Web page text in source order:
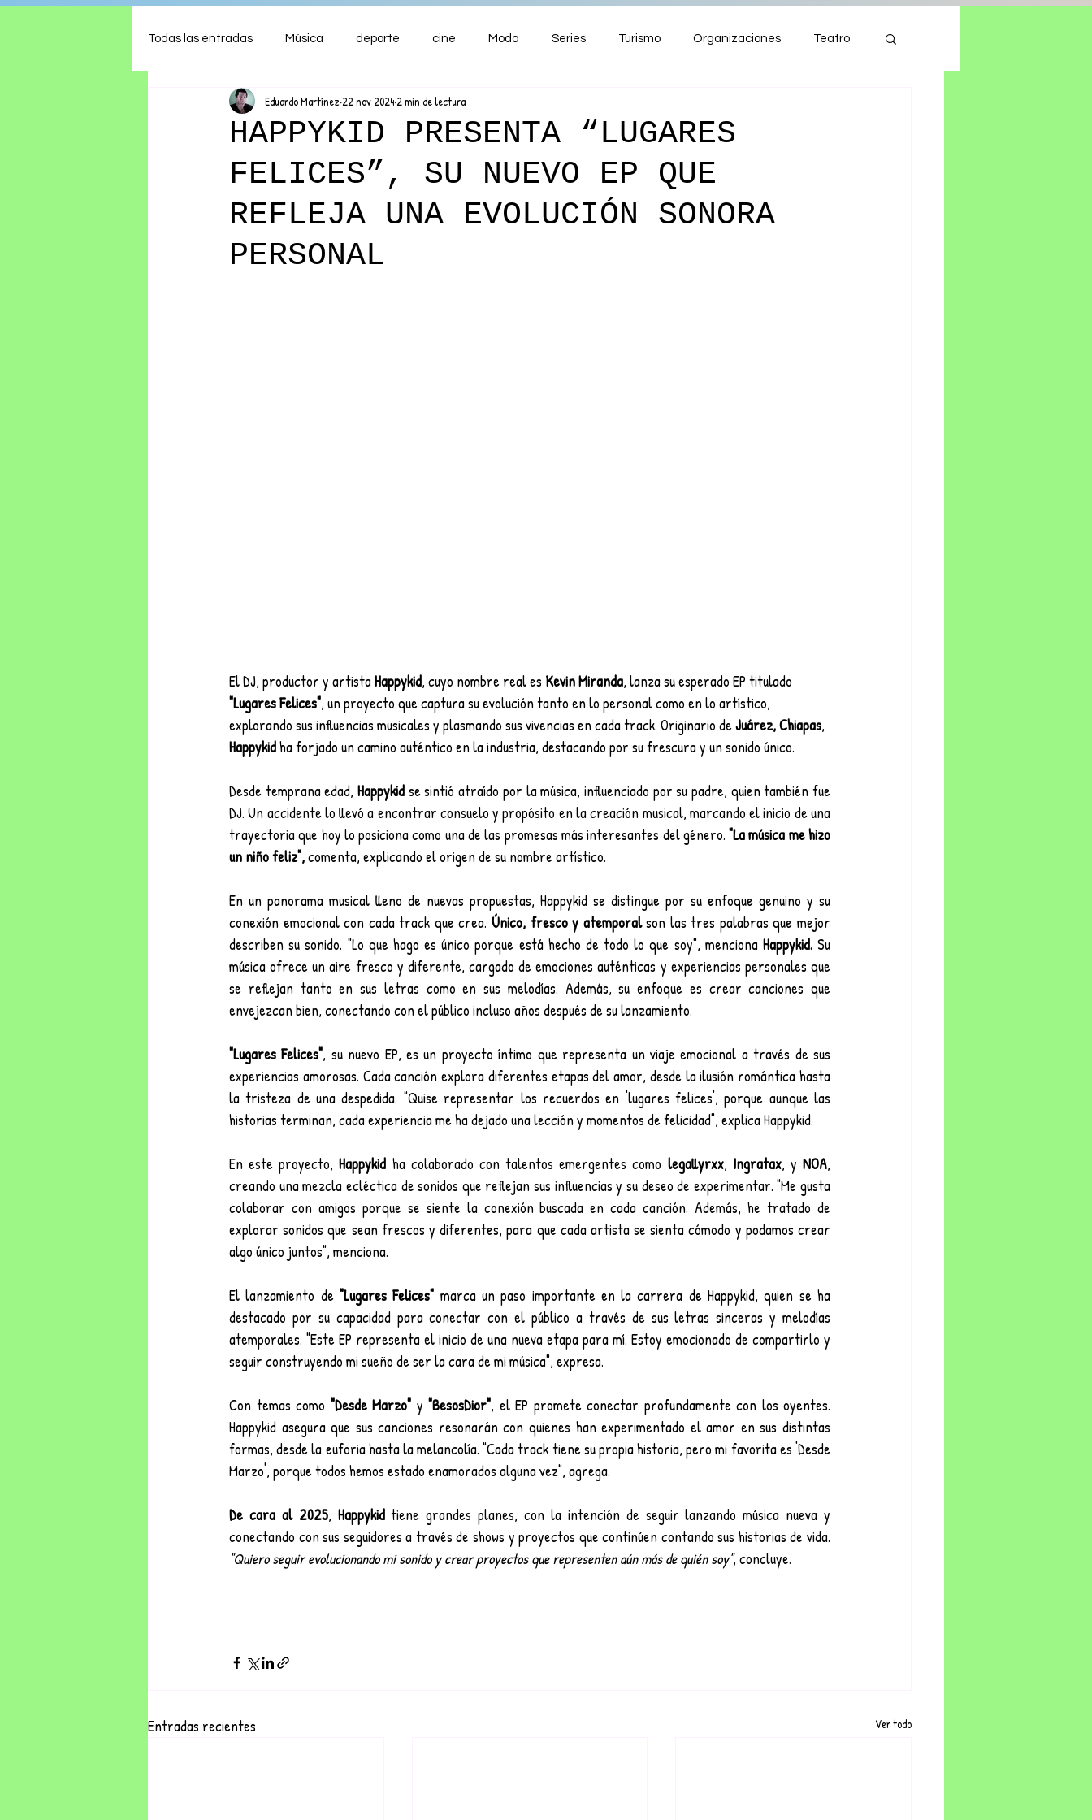
Todas las entradas Música deporte cine Moda Series Turismo Organizaciones Teatro
Shows Comida ENTRETENIMIENTO
Hogar Finanzas
HAPPYKID PRESENTA “LUGARES
FELICES”, SU NUEVO EP QUE
REFLEJA UNA EVOLUCIÓN SONORA
PERSONAL
Eduardo Martínez 22 nov 2024 2 min de lectura
El DJ, productor y artista Happykid, cuyo nombre real es Kevin Miranda, lanza su esperado EP titulado
"Lugares Felices", un proyecto que captura su evolución tanto en lo personal como en lo artístico,
explorando sus influencias musicales y plasmando sus vivencias en cada track. Originario de Juárez, Chiapas,
Happykid ha forjado un camino auténtico en la industria, destacando por su frescura y un sonido único.
Desde temprana edad, Happykid se sintió atraído por la música, influenciado por su padre, quien también fue
DJ. Un accidente lo llevó a encontrar consuelo y propósito en la creación musical, marcando el inicio de una
trayectoria que hoy lo posiciona como una de las promesas más interesantes del género. "La música me hizo
un niño feliz", comenta, explicando el origen de su nombre artístico.
En un panorama musical lleno de nuevas propuestas, Happykid se distingue por su enfoque genuino y su
conexión emocional con cada track que crea. Único, fresco y atemporal son las tres palabras que mejor
describen su sonido. "Lo que hago es único porque está hecho de todo lo que soy", menciona Happykid. Su
música ofrece un aire fresco y diferente, cargado de emociones auténticas y experiencias personales que
se reflejan tanto en sus letras como en sus melodías. Además, su enfoque es crear canciones que
envejezcan bien, conectando con el público incluso años después de su lanzamiento.
"Lugares Felices", su nuevo EP, es un proyecto íntimo que representa un viaje emocional a través de sus
experiencias amorosas. Cada canción explora diferentes etapas del amor, desde la ilusión romántica hasta
la tristeza de una despedida. "Quise representar los recuerdos en 'lugares felices', porque aunque las
historias terminan, cada experiencia me ha dejado una lección y momentos de felicidad", explica Happykid.
En este proyecto, Happykid ha colaborado con talentos emergentes como legallyrxx, Ingratax, y NOA,
creando una mezcla ecléctica de sonidos que reflejan sus influencias y su deseo de experimentar. "Me gusta
colaborar con amigos porque se siente la conexión buscada en cada canción. Además, he tratado de
explorar sonidos que sean frescos y diferentes, para que cada artista se sienta cómodo y podamos crear
algo único juntos", menciona.
El lanzamiento de "Lugares Felices" marca un paso importante en la carrera de Happykid, quien se ha
destacado por su capacidad para conectar con el público a través de sus letras sinceras y melodías
atemporales. "Este EP representa el inicio de una nueva etapa para mí. Estoy emocionado de compartirlo y
seguir construyendo mi sueño de ser la cara de mi música", expresa.
Con temas como "Desde Marzo" y "BesosDior", el EP promete conectar profundamente con los oyentes.
Happykid asegura que sus canciones resonarán con quienes han experimentado el amor en sus distintas
formas, desde la euforia hasta la melancolía. "Cada track tiene su propia historia, pero mi favorita es 'Desde
Marzo', porque todos hemos estado enamorados alguna vez", agrega.
De cara al 2025, Happykid tiene grandes planes, con la intención de seguir lanzando música nueva y
"Quiero seguir evolucionando mi sonido y crear proyectos que representen aún más de quién soy", concluye.
Entradas recientes Ver todo